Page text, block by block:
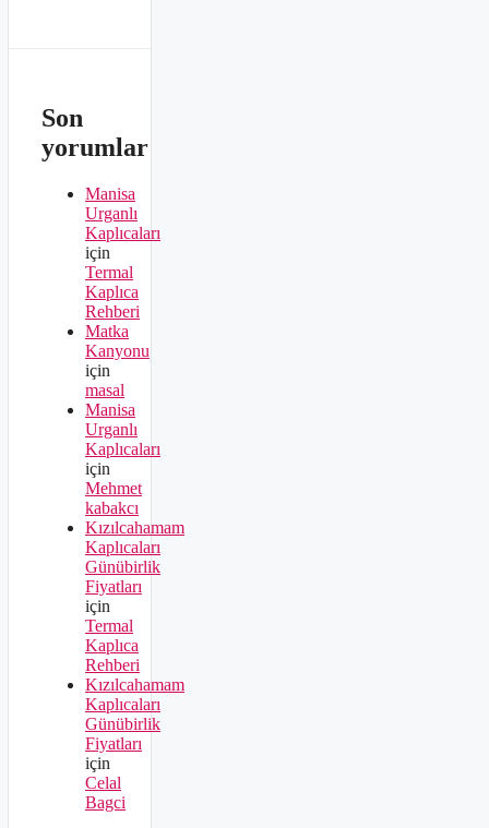
Son
yorumlar
Manisa
Urganlı
Kaplıcaları
için
Termal
Kaplıca
Rehberi
Matka
Kanyonu
için
masal
Manisa
Urganlı
Kaplıcaları
için
Mehmet
kabakcı
Kızılcahamam
Kaplıcaları
Günübirlik
Fiyatları
için
Termal
Kaplıca
Rehberi
Kızılcahamam
Kaplıcaları
Günübirlik
Fiyatları
için
Celal
Bagci